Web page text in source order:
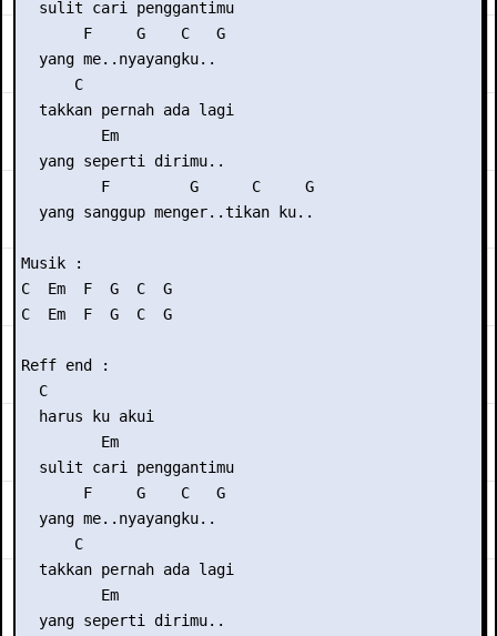
  sulit cari penggantimu
       F     G    C   G
  yang me..nyayangku..
      C
  takkan pernah ada lagi
         Em
  yang seperti dirimu..
         F         G      C     G
  yang sanggup menger..tikan ku..
Musik :
C  Em  F  G  C  G
C  Em  F  G  C  G
Reff end :
  C
  harus ku akui
         Em
  sulit cari penggantimu
       F     G    C   G
  yang me..nyayangku..
      C
  takkan pernah ada lagi
         Em
  yang seperti dirimu..